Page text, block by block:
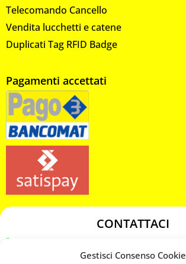
Gestisci Consenso Cookie
Telecomando Cancello
Vendita lucchetti e catene
Duplicati Tag RFID Badge
Pagamenti accettati
CONTATTACI